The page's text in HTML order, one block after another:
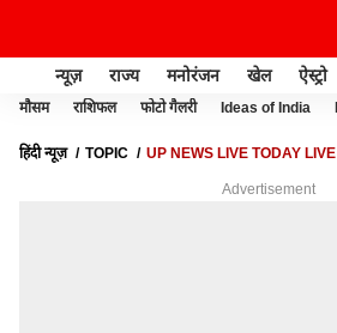
न्यूज़ राज्य मनोरंजन खेल ऐस्ट्रो
मौसम राशिफल फोटो गैलरी Ideas of India
हिंदी न्यूज़ TOPIC UP NEWS LIVE TODAY LIVE
Advertisement